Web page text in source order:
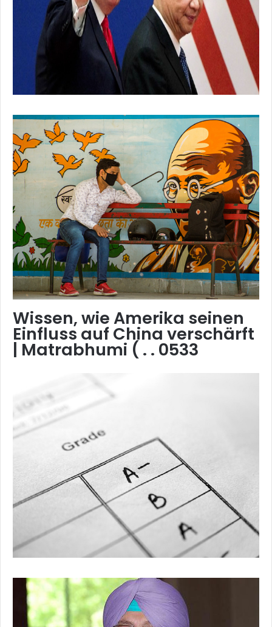
Wissen, wie Amerika seinen
Einfluss auf China verschärft
| Matrabhumi ( . . 0533